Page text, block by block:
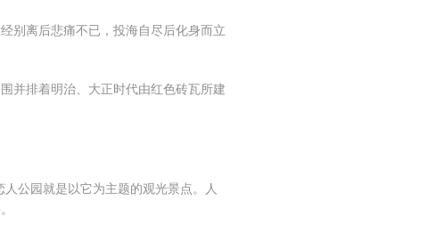
别离后悲痛不已，投海自尽后化身而立
并排着明治、大正时代由红色砖瓦所建
公园就是以它为主题的观光景点。人